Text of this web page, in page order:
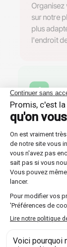
sur notre
plus
l'endroit
4
Optez
toute